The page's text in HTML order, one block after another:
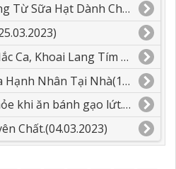
Thức Uống Bổ Dưỡng Từ Sữa Hạt Dành Cho Các Bé.(26.03.2023)
Cách Làm Sữa Hạt Mắc Ca, Khoai Lang Tím Mix Dừa.(23.03.2023)
Hướng Dẫn Làm Sữa Hạnh Nhân Tại Nhà(14.03.2023)
Những lợi ích sức khỏe khi ăn bánh gạo lứt.(12.03.2023)
Chất.(04.03.2023)